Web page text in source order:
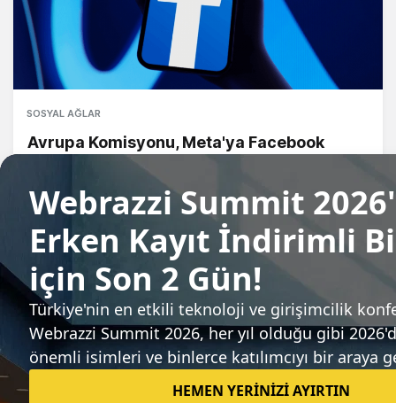
SOSYAL AĞLAR
Avrupa Komisyonu, Meta'ya Facebook
Marketplace'deki uygulamaları nedeniyle
797,7 milyon euro ceza verdi
Sıradaki haber